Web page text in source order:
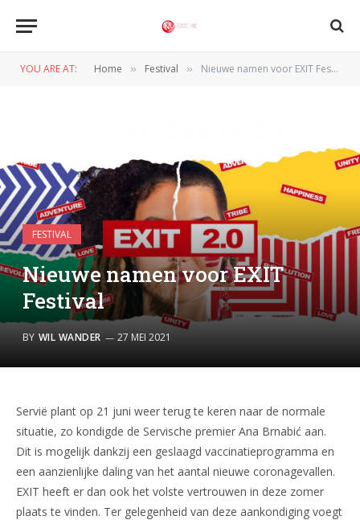
YOU ARE AT: Home » Festival » Nieuwe namen voor EXIT Festival
FESTIVAL
Nieuwe namen voor EXIT
Festival
BY WIL WANDER 27 MEI 2021
Servië plant op 21 juni weer terug te keren naar de normale
situatie, zo kondigde de Servische premier Ana Brnabić aan.
Dit is mogelijk dankzij een geslaagd vaccinatieprogramma en
een aanzienlijke daling van het aantal nieuwe coronagevallen.
EXIT heeft er dan ook het volste vertrouwen in deze zomer
plaats te vinden. Ter gelegenheid van deze aankondiging voegt